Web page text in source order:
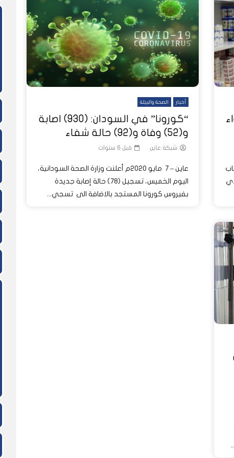
الدول العربية.. كيف دفعت الحرب
السودان إلى ذروتها؟
نشرة أخبار عاين الأسبوعية
شاهد لاحقاً
المسيرات تضع ملايين السودانيين
النار والجوع
جروحٌ لا تُرى.. حرب السودان تمتد إلى
الصحة النفسية للملايين
أخبار الصحة والبيئة
“كورونا” في السودان: (930) اصابة
و(52) وفاة و(92) حالة شفاء
شبكة عاين قبل 6 سنوات
عاين – 7 مايو 2020م أعلنت وزارة الصحة السودانية،
اليوم الخميس، تسجيل (78) حالة إصابة جديدة
بفيروس كورونا المستجد بالاضافة الى تسجي...